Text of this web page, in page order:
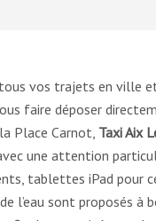
vos trajets en ville
faire déposer
Place Carnot, Taxi Aix
une attention
tablettes iPad pour
l’eau sont proposés à